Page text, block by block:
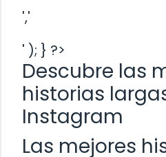
','
' ); } ?>
Descubre las
historias
Instagram
Las mejores